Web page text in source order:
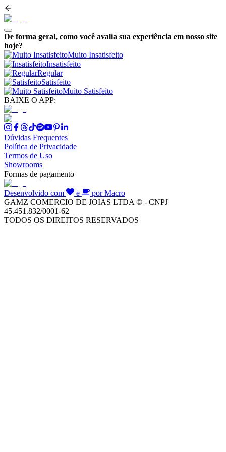
De forma geral, como você avalia sua experiência em nosso site
hoje?
Muito Insatisfeito
Insatisfeito
Regular
Satisfeito
Muito Satisfeito
BAIXE O APP:
Dúvidas Frequentes
Política de Privacidade
Termos de Uso
Showrooms
Formas de pagamento
Desenvolvido com e
por Macro
GAMZ COMERCIO DE JOIAS LTDA © - CNPJ
45.451.832/0001-62
TODOS OS DIREITOS RESERVADOS